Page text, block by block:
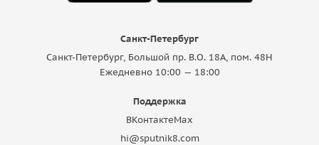
Санкт-Петербург
Санкт-Петербург, Большой пр. В.О. 18A, пом. 48Н
Ежедневно 10:00 — 18:00
Поддержка
ВКонтактеMax
hi@sputnik8.com